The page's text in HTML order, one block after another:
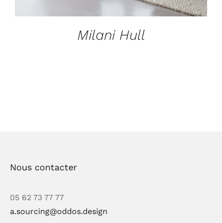
Milani Hull
Nous contacter
05 62 73 77 77
a.sourcing@oddos.design